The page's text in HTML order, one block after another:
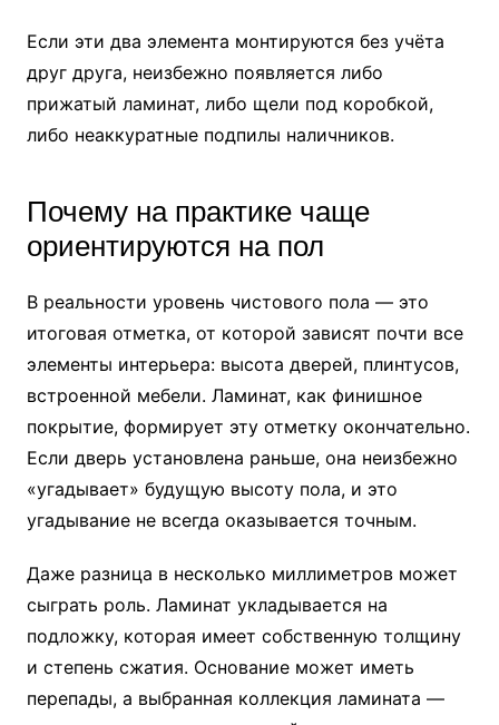
Если эти два элемента монтируются без учёта
друг друга, неизбежно появляется либо
прижатый ламинат, либо щели под коробкой,
либо неаккуратные подпилы наличников.
Почему на практике чаще
ориентируются на пол
В реальности уровень чистового пола — это
итоговая отметка, от которой зависят почти все
элементы интерьера: высота дверей, плинтусов,
встроенной мебели. Ламинат, как финишное
покрытие, формирует эту отметку окончательно.
Если дверь установлена раньше, она неизбежно
«угадывает» будущую высоту пола, и это
угадывание не всегда оказывается точным.
Даже разница в несколько миллиметров может
сыграть роль. Ламинат укладывается на
подложку, которая имеет собственную толщину
и степень сжатия. Основание может иметь
перепады, а выбранная коллекция ламината —